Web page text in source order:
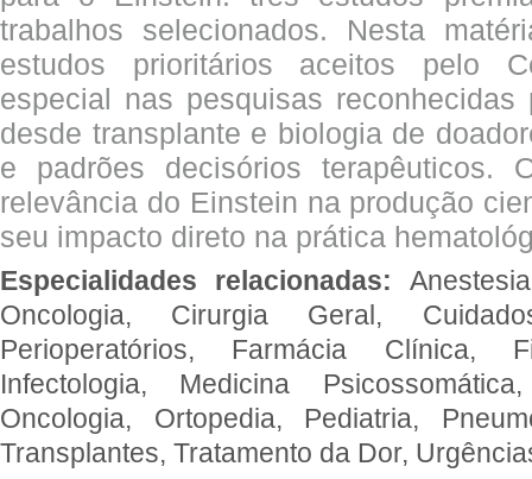
trabalhos selecionados. Nesta
estudos prioritários aceitos pelo
especial nas pesquisas
desde transplante e biologia de
e padrões decisórios terapêuticos.
relevância do Einstein na produção
seu impacto direto na prática
Especialidades relacionadas:
Oncologia, Cirurgia Geral,
Perioperatórios, Farmácia Clínica,
Infectologia, Medicina
Oncologia, Ortopedia, Pediatria,
Transplantes, Tratamento da Dor,